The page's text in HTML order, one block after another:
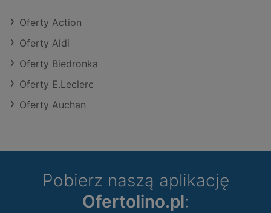
Oferty Action
Oferty Aldi
Oferty Biedronka
Oferty E.Leclerc
Oferty Auchan
Pobierz naszą aplikację
Ofertolino.pl: